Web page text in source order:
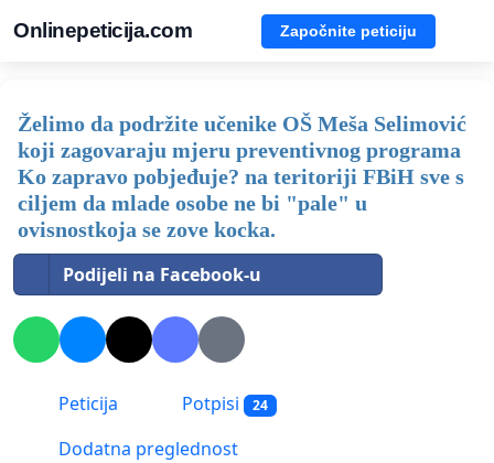
Onlinepeticija.com Započnite peticiju
Želimo da podržite učenike OŠ Meša Selimović
koji zagovaraju mjeru preventivnog programa
Ko zapravo pobjeđuje? na teritoriji FBiH sve s
ciljem da mlade osobe ne bi "pale" u
ovisnostkoja se zove kocka.
Podijeli na Facebook-u
Peticija Potpisi 24
Dodatna preglednost